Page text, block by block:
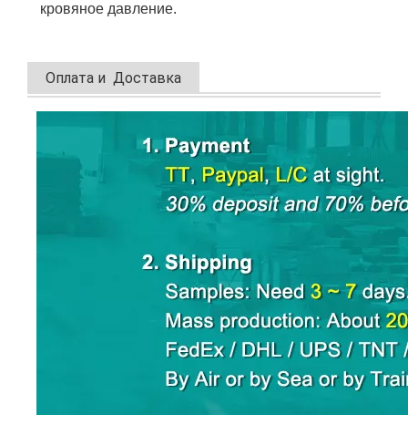
кровяное давление.
Оплата и Доставка